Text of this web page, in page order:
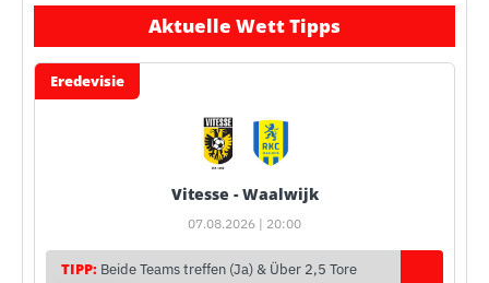
Aktuelle Wett Tipps
Eredevisie
Vitesse - Waalwijk
07.08.2026 | 20:00
TIPP: Beide Teams treffen (Ja) & Über 2,5 Tore